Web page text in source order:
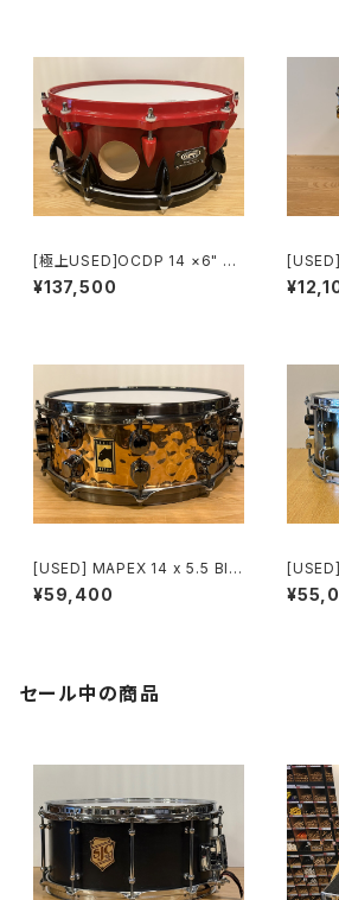
[極上USED]OCDP 14 ×6" 30
PLY WITH 4 LARGE VENT
HOLES SNARE
¥137,500
c Birdseye Maple 9600 8
[USED] MAPEX 14 x 5.5 Bla
ck Panther Phosphor Bron
¥59,400
er
4" X
セール中の商品